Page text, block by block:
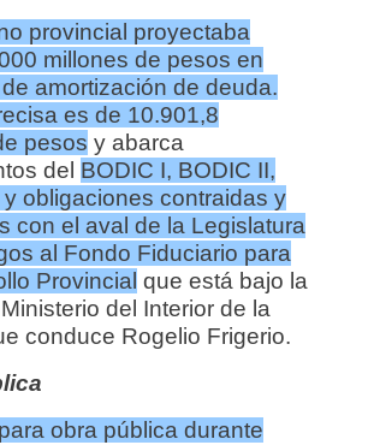
provincial proyectaba
millones de pesos en
amortización de deuda.
es de 10.901,8
pesos y abarca
del BODIC I, BODIC II,
obligaciones contraidas y
con el aval de la Legislatura
al Fondo Fiduciario para
Provincial que está bajo la
del Interior de la
conduce Rogelio Frigerio.
obra pública durante